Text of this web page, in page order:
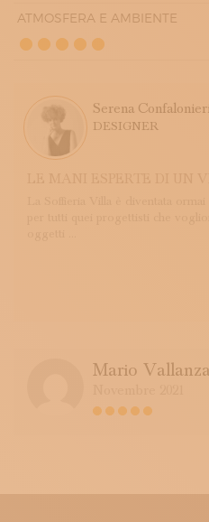
ATMOSFERA E AMBIENTE
Serena
DESIGNER
Mario Vallanza